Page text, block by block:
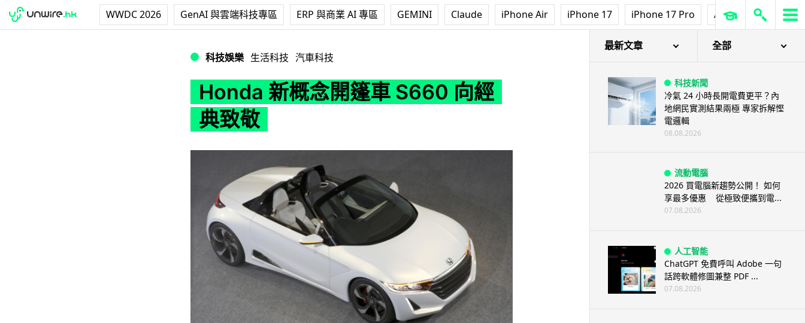
WWDC 2026 GenAI 與雲端科技專區 ERP 與商業 AI 專區 GEMINI Claude iPhone Air iPhone 17 iPhone 17 Pro AirPods Pro 3
科技娛樂 生活科技 汽車科技
Honda 新概念開篷車 S660 向經
典致敬
最新文章 全部
科技新聞
冷氣 24 小時長開電費更平？內
地網民實測結果兩極 專家拆解慳
電邏輯
08.08.2026
流動電腦
2026 買電腦新趨勢公開！ 如何
享最多優惠 從極致便攜到電...
07.08.2026
人工智能
ChatGPT 免費呼叫 Adobe 一句
話跨軟體修圖兼整 PDF ...
07.08.2026